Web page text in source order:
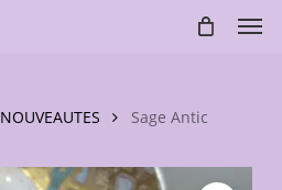
NOUVEAUTES
Sage Antic